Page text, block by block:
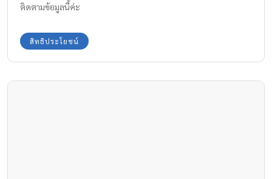
ติดตามข้อมูลนี้ค่ะ
สิทธิประโยชน์